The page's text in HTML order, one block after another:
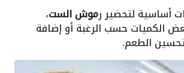
أساسية لتحضير رموش الست،
الكميات حسب الرغبة أو إضافة
الطعم.